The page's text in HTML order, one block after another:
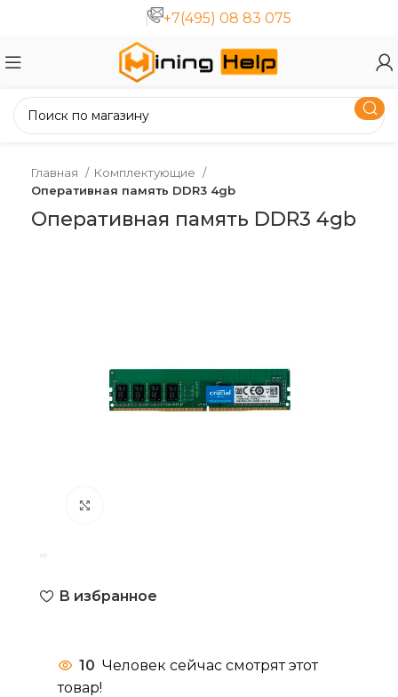
+7(495) 08 83 075
Главная
Комплектующие
Оперативная память DDR3 4gb
Оперативная память DDR3 4gb
В избранное
10 Человек сейчас смотрят этот
товар!